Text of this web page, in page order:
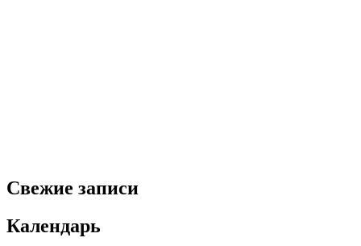
Свежие записи
Календарь